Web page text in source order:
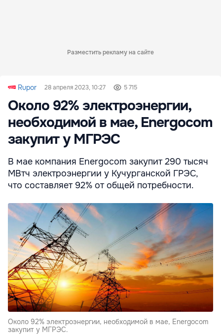
Разместить рекламу на сайте
Rupor 28 апреля 2023, 10:27 5 715
Около 92% электроэнергии,
необходимой в мае, Energocom
закупит у МГРЭС
В мае компания Energocom закупит 290 тысяч
МВтч электроэнергии у Кучурганской ГРЭС,
что составляет 92% от общей потребности.
Около 92% электроэнергии, необходимой в мае, Energocom
закупит у МГРЭС.